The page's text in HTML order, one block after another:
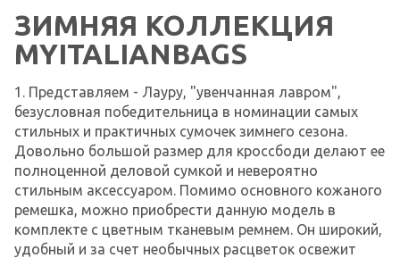
ЗИМНЯЯ КОЛЛЕКЦИЯ
MYITALIANBAGS
1. Представляем - Лауру, "увенчанная лавром",
безусловная победительница в номинации самых
стильных и практичных сумочек зимнего сезона.
Довольно большой размер для кроссбоди делают ее
полноценной деловой сумкой и невероятно
стильным аксессуаром. Помимо основного кожаного
ремешка, можно приобрести данную модель в
комплекте с цветным тканевым ремнем. Он широкий,
удобный и за счет необычных расцветок освежит